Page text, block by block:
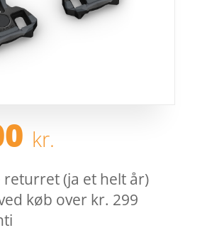
kr.
returret (ja et helt år)
køb over kr. 299